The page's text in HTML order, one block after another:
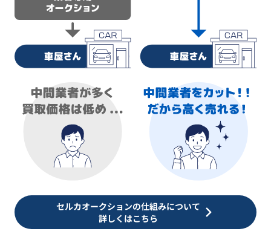
セルカオークションの仕組みについて
詳しくはこちら